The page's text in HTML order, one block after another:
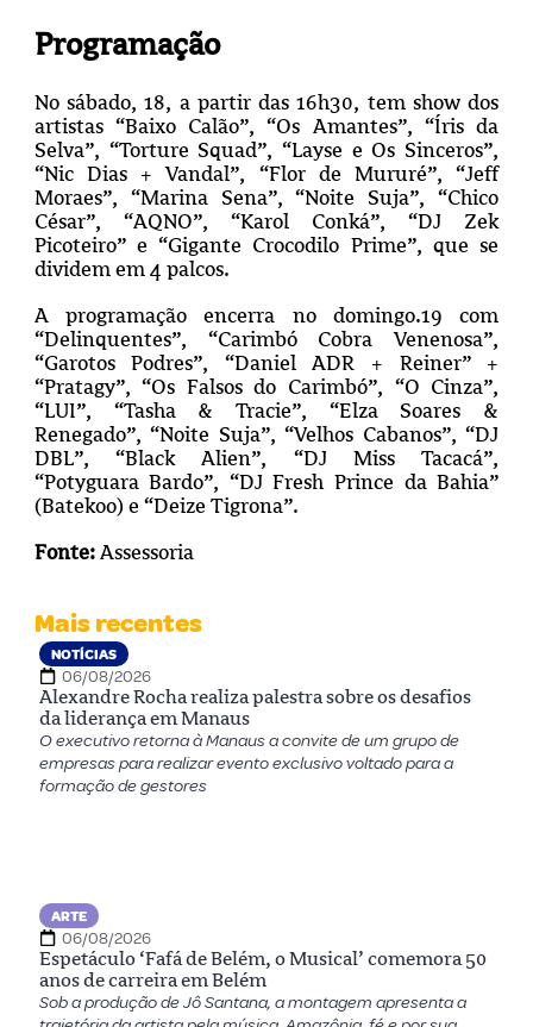
Programação
No sábado, 18, a partir das 16h30, tem show dos
artistas “Baixo Calão”, “Os Amantes”, “Íris da
Selva”, “Torture Squad”, “Layse e Os Sinceros”,
“Nic Dias + Vandal”, “Flor de Mururé”, “Jeff
Moraes”, “Marina Sena”, “Noite Suja”, “Chico
César”, “AQNO”, “Karol Conká”, “DJ Zek
Picoteiro” e “Gigante Crocodilo Prime”, que se
dividem em 4 palcos.
A programação encerra no domingo.19 com
“Delinquentes”, “Carimbó Cobra Venenosa”,
“Garotos Podres”, “Daniel ADR + Reiner” +
“Pratagy”, “Os Falsos do Carimbó”, “O Cinza”,
“LUI”, “Tasha & Tracie”, “Elza Soares &
Renegado”, “Noite Suja”, “Velhos Cabanos”, “DJ
DBL”, “Black Alien”, “DJ Miss Tacacá”,
“Potyguara Bardo”, “DJ Fresh Prince da Bahia”
(Batekoo) e “Deize Tigrona”.
Fonte: Assessoria
Mais recentes
NOTÍCIAS
06/08/2026
Alexandre Rocha realiza palestra sobre os desafios
da liderança em Manaus
O executivo retorna à Manaus a convite de um grupo de
empresas para realizar evento exclusivo voltado para a
formação de gestores
ARTE
06/08/2026
Espetáculo ‘Fafá de Belém, o Musical’ comemora 50
anos de carreira em Belém
Sob a produção de Jô Santana, a montagem apresenta a